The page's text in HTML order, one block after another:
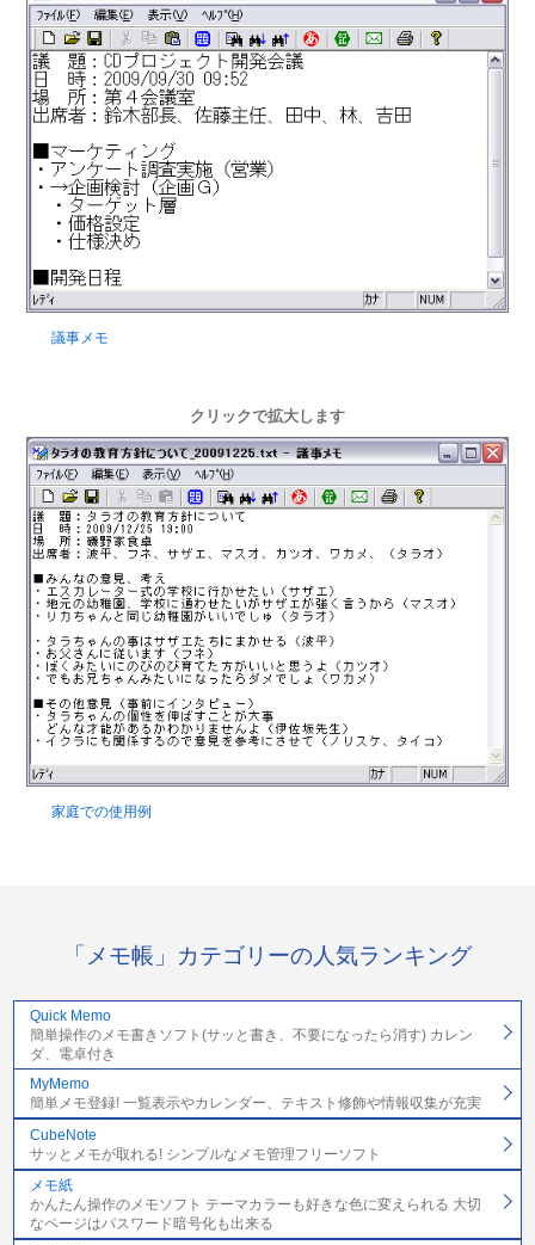
議事メモ
クリックで拡大します
家庭での使用例
「メモ帳」カテゴリーの人気ランキング
Quick Memo
簡単操作のメモ書きソフト(サッと書き、不要になったら消す) カレン
ダ、電卓付き
MyMemo
簡単メモ登録! 一覧表示やカレンダー、テキスト修飾や情報収集が充実
CubeNote
サッとメモが取れる! シンプルなメモ管理フリーソフト
メモ紙
かんたん操作のメモソフト テーマカラーも好きな色に変えられる 大切
なページはパスワード暗号化も出来る